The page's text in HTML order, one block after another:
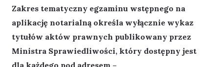
Zakres tematyczny egzaminu wstępnego na
aplikację notarialną określa wyłącznie wykaz
tytułów aktów prawnych publikowany przez
Ministra Sprawiedliwości, który dostępny jest